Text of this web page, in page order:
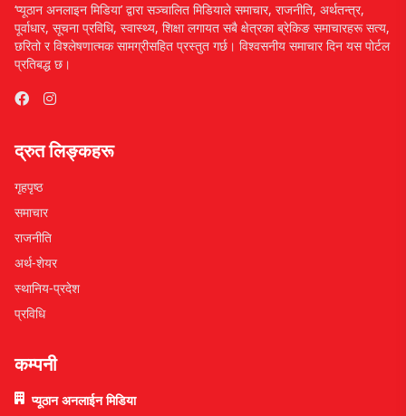
‘प्यूठान अनलाइन मिडिया’ द्वारा सञ्चालित मिडियाले समाचार, राजनीति, अर्थतन्त्र,
पूर्वाधार, सूचना प्रविधि, स्वास्थ्य, शिक्षा लगायत सबै क्षेत्रका ब्रेकिङ समाचारहरू सत्य,
छरितो र विश्लेषणात्मक सामग्रीसहित प्रस्तुत गर्छ। विश्वसनीय समाचार दिन यस पोर्टल
प्रतिबद्ध छ।
द्रुत लिङ्कहरू
गृहपृष्ठ
समाचार
राजनीति
अर्थ-शेयर
स्थानिय-प्रदेश
प्रविधि
कम्पनी
प्यूठान अनलाईन मिडिया